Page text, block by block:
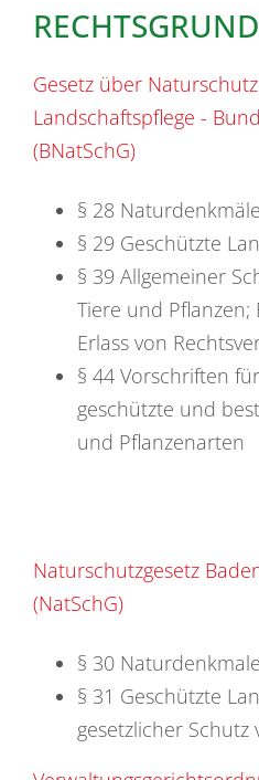
Gesetz über
Landschaftspflege -
(BNatSchG)
§ 28
§ 29 Geschützte
§ 39 Allgemeiner
Tiere und
Erlass von
§ 44 Vorschriften
geschützte und
und Pflanzenarten
Naturschutzgesetz
(NatSchG)
§ 30 Naturdenkmale
§ 31 Geschützte
gesetzlicher Schutz